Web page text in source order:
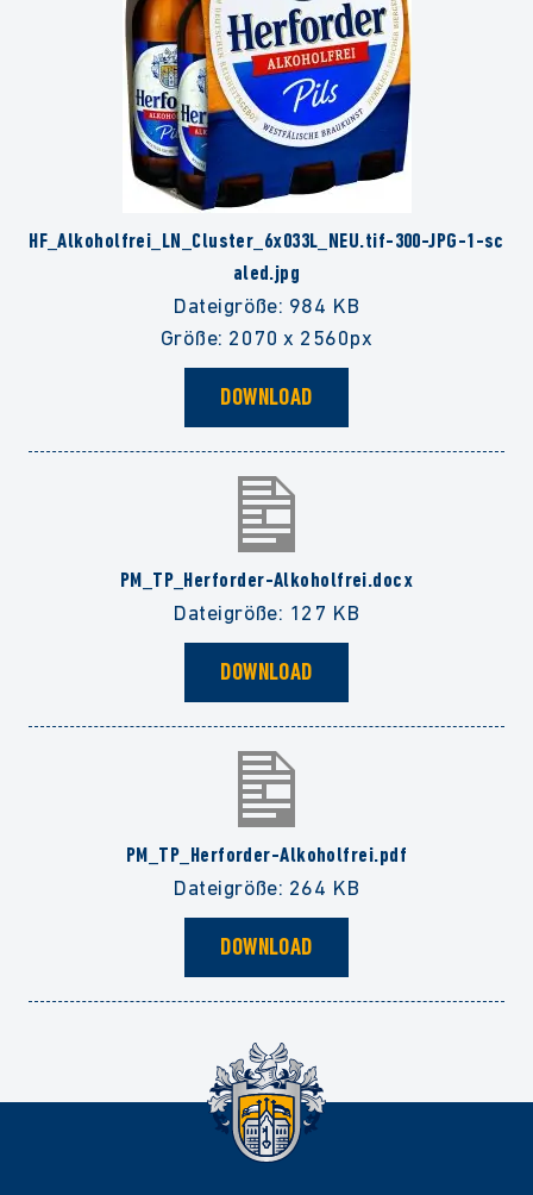
HF_Alkoholfrei_LN_Cluster_6x033L_NEU.tif-300-JPG-1-sc
aled.jpg
Dateigröße: 984 KB
Größe: 2070 x 2560px
DOWNLOAD
PM_TP_Herforder-Alkoholfrei.docx
Dateigröße: 127 KB
DOWNLOAD
PM_TP_Herforder-Alkoholfrei.pdf
Dateigröße: 264 KB
DOWNLOAD